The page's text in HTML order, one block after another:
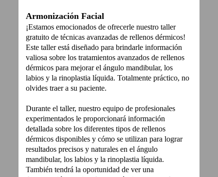
Armonización Facial
¡Estamos emocionados de ofrecerle nuestro taller
gratuito de técnicas avanzadas de rellenos dérmicos!
Este taller está diseñado para brindarle información
valiosa sobre los tratamientos avanzados de rellenos
dérmicos para mejorar el ángulo mandibular, los
labios y la rinoplastia líquida. Totalmente práctico, no
olvides traer a su paciente.
Durante el taller, nuestro equipo de profesionales
experimentados le proporcionará información
detallada sobre los diferentes tipos de rellenos
dérmicos disponibles y cómo se utilizan para lograr
resultados precisos y naturales en el ángulo
mandibular, los labios y la rinoplastia líquida.
También tendrá la oportunidad de ver una